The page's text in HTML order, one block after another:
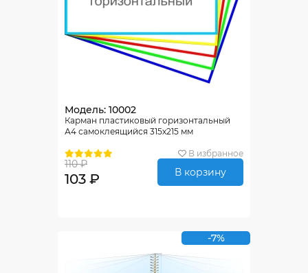
Модель: 10002
Карман пластиковый горизонтальный
А4 самоклеящийся 315х215 мм
В избранное
110 ₽
103 ₽ В корзину
-7%